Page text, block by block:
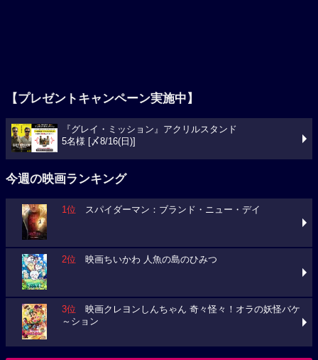
【プレゼントキャンペーン実施中】
『グレイ・ミッション』アクリルスタンド
5名様 [〆8/16(日)]
今週の映画ランキング
1位 スパイダーマン：ブランド・ニュー・デイ
2位 映画ちいかわ 人魚の島のひみつ
3位 映画クレヨンしんちゃん 奇々怪々！オラの妖怪バケ
～ション